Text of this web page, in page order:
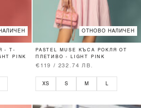
- T-
PINK
ОТНОВО НАЛИЧЕН
PASTEL MUSE КЪСА РОКЛЯ ОТ
ПЛЕТИВО - LIGHT PINK
€119 / 232.74 ЛВ.
XS S M L